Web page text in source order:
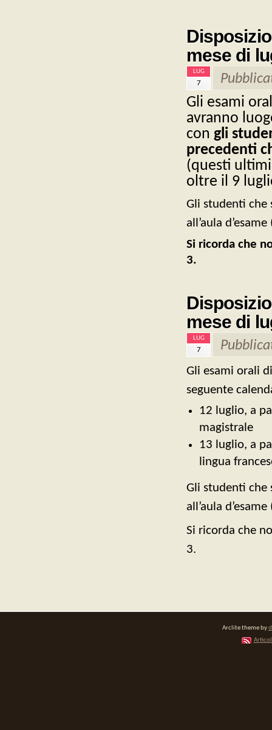
mese di
LUG
7
Gli esami
avranno
con gli
precedenti
(questi
oltre il 9
Gli studenti che
all’aula d’esame
Si ricorda che
3.
mese di
LUG
7
Gli esami orali
seguente
12 luglio, a
magistrale
13 luglio, a
lingua
Gli studenti che
all’aula
Si ricorda che
3.
Arclite theme by